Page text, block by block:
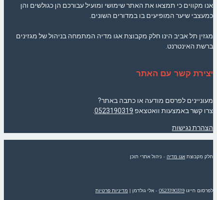
אנו מקווים כי תמצאו את האתר שימושי ומועיל עבורכם הן כגולשים והן
כמעצבי שיער המופיעים בו במדורים השונים.
מגזין תל אביב הינו חלק מקבוצת אגו מדיה המתמחה בניהול של מגזינים
ברשת האינטרנט.
יצירת קשר עם האתר
מעוניינים לפרסם מודעה או כתבה באתר?
צרו קשר באמצעות וואטצאפ 0523190319
הצהרת נגישות
חלק מקבוצת אגו מדיה - ניהול אתרי תוכן
לפרסום חייגו 0523190319 - אלי גולדמן | מדיניות פרטיות